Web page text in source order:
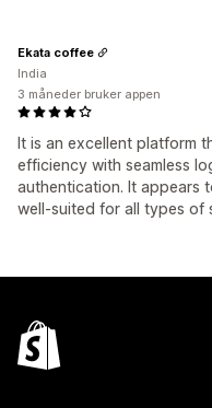
It is an excellent platform
efficiency with seamless
authentication. It appears
well-suited for all types of
Ekata coffee
India
3 måneder bruker appen